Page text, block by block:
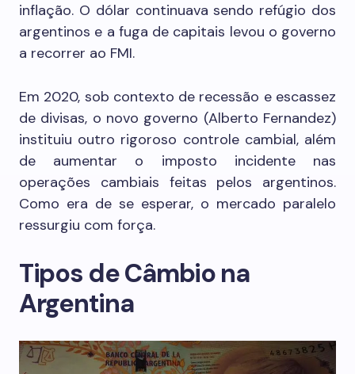
inflação. O dólar continuava sendo refúgio dos
argentinos e a fuga de capitais levou o governo
a recorrer ao FMI.
Em 2020, sob contexto de recessão e escassez
de divisas, o novo governo (Alberto Fernandez)
instituiu outro rigoroso controle cambial, além
de aumentar o imposto incidente nas
operações cambiais feitas pelos argentinos.
Como era de se esperar, o mercado paralelo
ressurgiu com força.
Tipos de Câmbio na
Argentina